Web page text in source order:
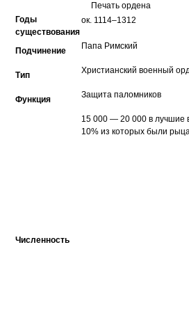
Печать ордена
Годы
существования
ок. 1114–1312
Подчинение Папа Римский
Тип Христианский военный
Функция Защита паломников
Численность
15 000 — 20 000 в лучшие
10% из которых были